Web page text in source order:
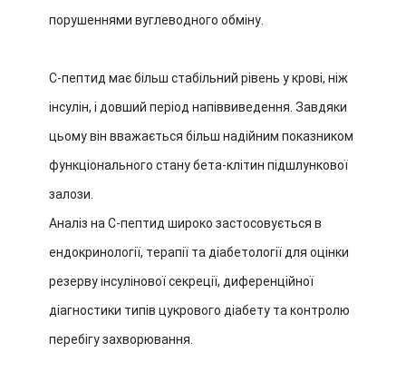
порушеннями вуглеводного обміну.
С-пептид має більш стабільний рівень у крові, ніж
інсулін, і довший період напіввиведення. Завдяки
цьому він вважається більш надійним показником
функціонального стану бета-клітин підшлункової
залози.
Аналіз на С-пептид широко застосовується в
ендокринології, терапії та діабетології для оцінки
резерву інсулінової секреції, диференційної
діагностики типів цукрового діабету та контролю
перебігу захворювання.